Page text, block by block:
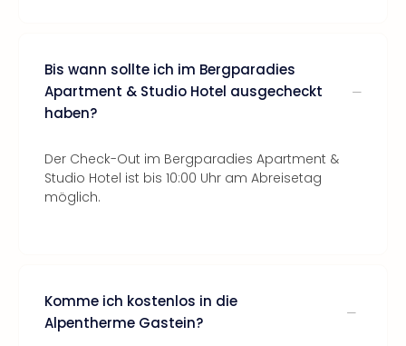
Bis wann sollte ich im Bergparadies
Apartment & Studio Hotel ausgecheckt
haben?
Der Check-Out im Bergparadies Apartment &
Studio Hotel ist bis 10:00 Uhr am Abreisetag
möglich.
Komme ich kostenlos in die
Alpentherme Gastein?